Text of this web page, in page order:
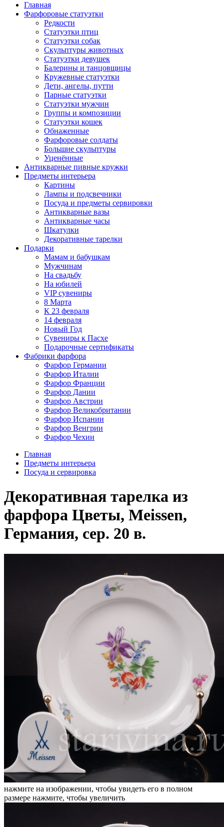
Главная
Фарфоровые статуэтки
Редкости
Cтатуэтки птиц
Cтатуэтки собак
Скульптуры животных
Статуэтки девушек
Балерины и танцовщицы
Кружевные статуэтки
Дети, ангелы, путти
Парные статуэтки
Статуэтки мужчин
Группы и композиции
Статуэтки кошек
Обнаженные
Фарфоровые солдаты
Большие скульптуры
Уценённые
Антикварные пивные кружки
Предметы интерьера
Картины
Лампы и подсвечники
Посуда и предметы сервировки
Антикварные вазы
Антикварные часы
Шкатулки
Декоративные тарелки
Подарки
Мамам и бабушкам
Мужчинам
На свадьбу
На юбилей
VIP сувениры
8 Марта
К 23 февраля
14 февраля
Новый Год
Сувениры к Пасхе
Подарочные сертификаты
Фабрики фарфора
Фарфор Германии
Фарфор Италии
Фарфор Франции
Фарфор Дании
Фарфор Австрии
Фарфор Великобритании
Фарфор Испании
Фарфор Венгрии
Фарфор Чехии
Главная
Предметы интерьера
Посуда и сервировка
Декоративная тарелка из
фарфора Цветы, Meissen,
Германия, сер. 20 в.
нажмите на изображении, чтобы увидеть его в полном
размере нажмите, чтобы увеличить